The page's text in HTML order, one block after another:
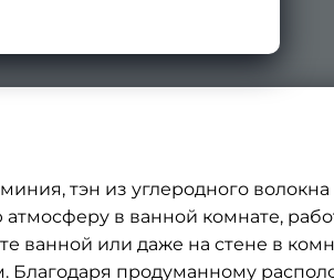
тэн из углеродного
в ванной комнате,
ванной или даже на стене в
Благодаря продуманному